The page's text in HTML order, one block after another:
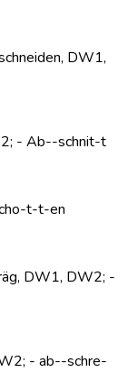
DW1,
- Ab--schnit-t
t-t-en
DW1, DW2; -
- ab--schre-